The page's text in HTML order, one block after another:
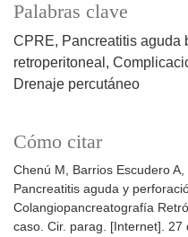
Palabras clave
CPRE Pancreatitis aguda
retroperitoneal
Drenaje percutáneo
Cómo citar
Chenú M, Barrios Escudero
Pancreatitis aguda y
Colangiopancreatografía
caso. Cir. parag. [Internet].